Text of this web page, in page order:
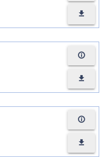
file_download
info_outline
file_download
info_outline
file_download